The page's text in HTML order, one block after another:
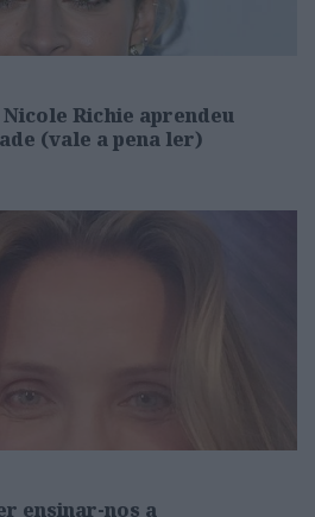
Richie aprendeu
(vale a pena ler)
ensinar-nos a